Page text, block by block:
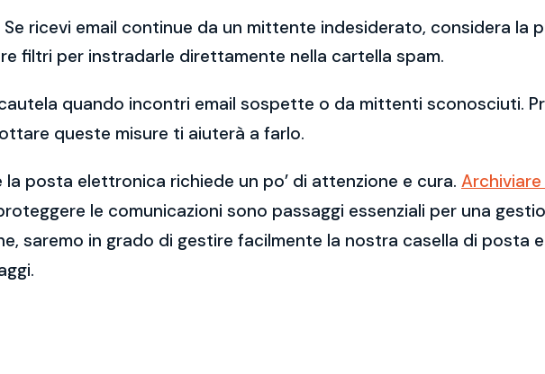
Se ricevi email continue da un mittente indesiderato, considera la
filtri per instradarle direttamente nella cartella spam.
quando incontri email sospette o da mittenti sconosciuti.
queste misure ti aiuterà a farlo.
posta elettronica richiede un po’ di attenzione e cura. Archiviare
le comunicazioni sono passaggi essenziali per una
saremo in grado di gestire facilmente la nostra casella di posta